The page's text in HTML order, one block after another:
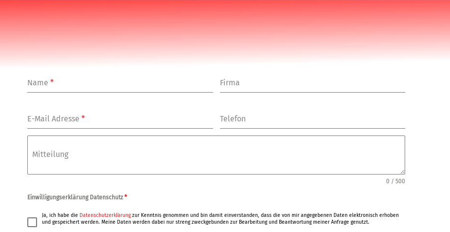
Name* Firma
E-Mail Adresse* Telefon
Mitteilung
0 / 500
Einwilligungserklärung Datenschutz*
Ja, ich habe die Datenschutzerklärungzur Kenntnis genommen und bin damit einverstanden, dass die von mir angegebenen Daten elektronisch erhoben
und gespeichert werden. Meine Daten werden dabei nur streng zweckgebunden zur Bearbeitung und Beantwortung meiner Anfrage genutzt.